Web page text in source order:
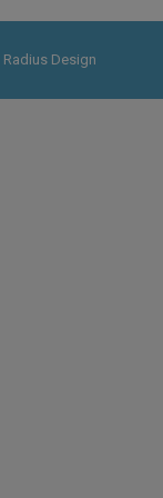
Radius Design